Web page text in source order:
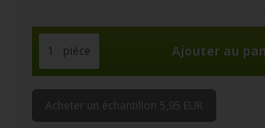
pièce
Acheter un échantillon 5,95 EUR